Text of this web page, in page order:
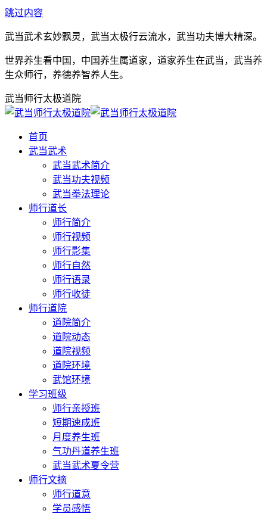
跳过内容
武当武术玄妙飘灵，武当太极行云流水，武当功夫博大精深。
世界养生看中国，中国养生属道家，道家养生在武当，武当养
生众师行，养德养智养人生。
武当师行太极道院
首页
武当武术
武当武术简介
武当功夫视频
武当拳法理论
师行道长
师行简介
师行视频
师行影集
师行自然
师行语录
师行收徒
师行道院
道院简介
道院动态
道院视频
道院环境
武馆环境
学习班级
师行亲授班
短期速成班
月度养生班
气功丹道养生班
武当武术夏令营
师行文摘
师行道意
学员感悟